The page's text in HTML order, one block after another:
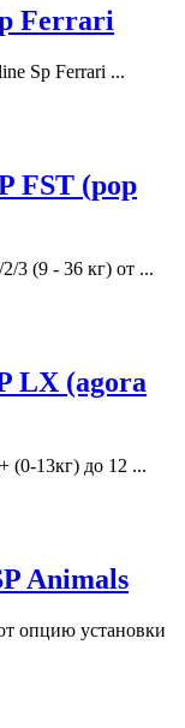
Ferrari
Sp Ferrari ...
FST (pop
3 (9 - 36 кг) от ...
LX (agora
(0-13кг) до 12 ...
Animals
опцию установки